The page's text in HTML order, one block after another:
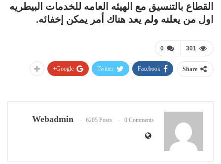
القطاع بالتنسيق مع الهيئه العامه للخدمات البيطريه
اول من يعلنه ولم يعد هناك أمر يمكن إخفائه.
0 301
Share
Facebook
Twitter
Google+
Webadmin 6205 Posts 0 Comments